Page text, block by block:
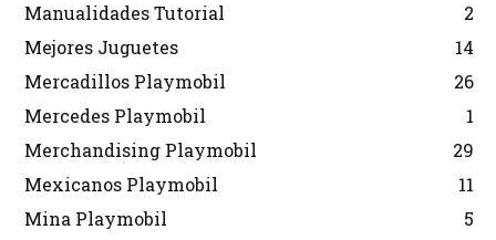
Manualidades Tutorial
2
Mejores Juguetes
14
Mercadillos Playmobil
26
Mercedes Playmobil
1
Merchandising Playmobil
29
Mexicanos Playmobil
11
Mina Playmobil
5